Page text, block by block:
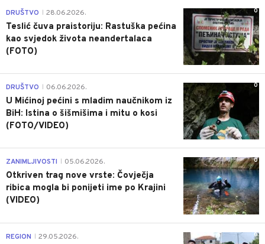
0
DRUŠTVO 28.06.2026.
Teslić čuva praistoriju: Rastuška pećina
kao svjedok života neandertalaca
(FOTO)
0
DRUŠTVO 06.06.2026.
U Mićinoj pećini s mladim naučnikom iz
BiH: Istina o šišmišima i mitu o kosi
(FOTO/VIDEO)
0
ZANIMLJIVOSTI 05.06.2026.
Otkriven trag nove vrste: Čovječja
ribica mogla bi ponijeti ime po Krajini
(VIDEO)
0
REGION 29.05.2026.